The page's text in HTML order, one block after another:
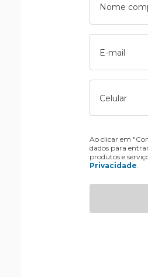
Nome
E-mail
Celular
Ao clicar em
dados para
produtos e
Privacidade